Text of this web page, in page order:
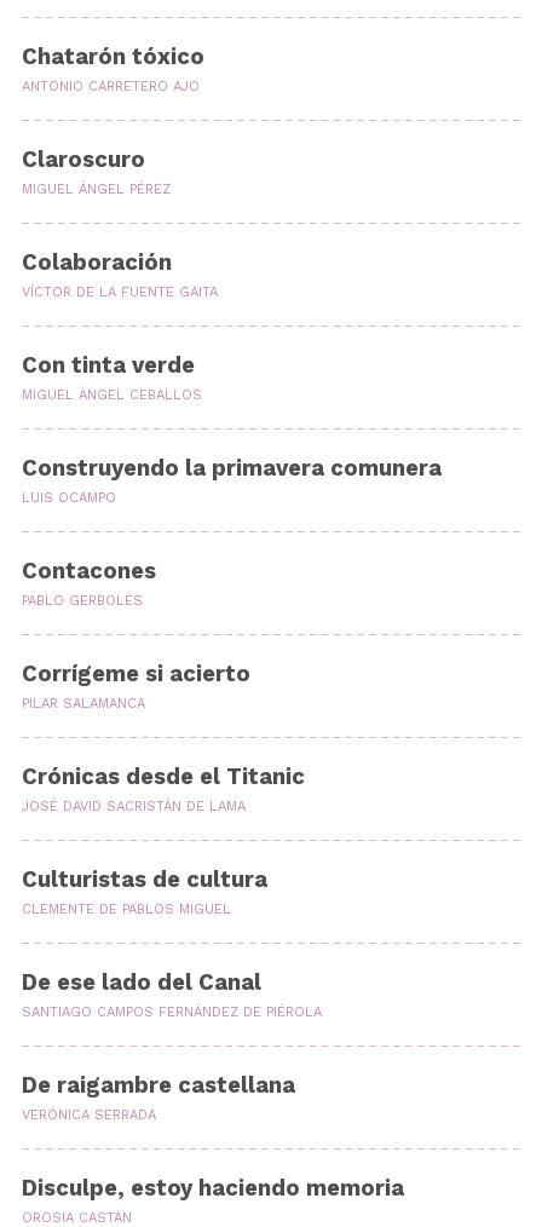
Chatarón tóxico
ANTONIO CARRETERO AJO
Claroscuro
MIGUEL ÁNGEL PÉREZ
Colaboración
VÍCTOR DE LA FUENTE GAITA
Con tinta verde
MIGUEL ÁNGEL CEBALLOS
Construyendo la primavera comunera
LUIS OCAMPO
Contacones
PABLO GERBOLÉS
Corrígeme si acierto
PILAR SALAMANCA
Crónicas desde el Titanic
JOSÉ DAVID SACRISTÁN DE LAMA
Culturistas de cultura
CLEMENTE DE PABLOS MIGUEL
De ese lado del Canal
SANTIAGO CAMPOS FERNÁNDEZ DE PIÉROLA
De raigambre castellana
VERÓNICA SERRADA
Disculpe, estoy haciendo memoria
OROSIA CASTÁN